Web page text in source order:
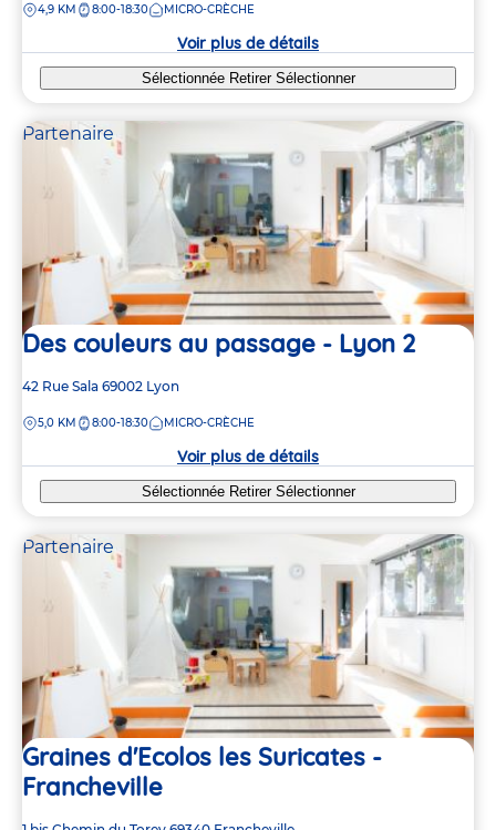
la
DISTANCE
4,9 KM 8:00-18:30 MICRO-CRÈCHE
Voir plus de détails
Sélectionnée Retirer Sélectionner
Partenaire
Des couleurs au passage - Lyon 2
Adresse
la
42 Rue Sala 69002 Lyon
DISTANCE
5,0 KM 8:00-18:30 MICRO-CRÈCHE
Voir plus de détails
Sélectionnée Retirer Sélectionner
Partenaire
Graines d'Ecolos les Suricates -
Francheville